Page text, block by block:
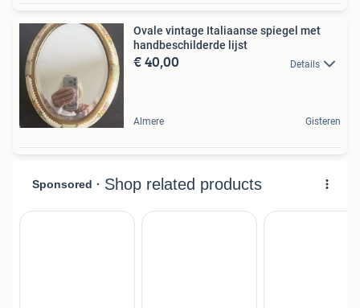
Ovale vintage Italiaanse spiegel met
handbeschilderde lijst
€ 40,00 Details
Almere Gisteren